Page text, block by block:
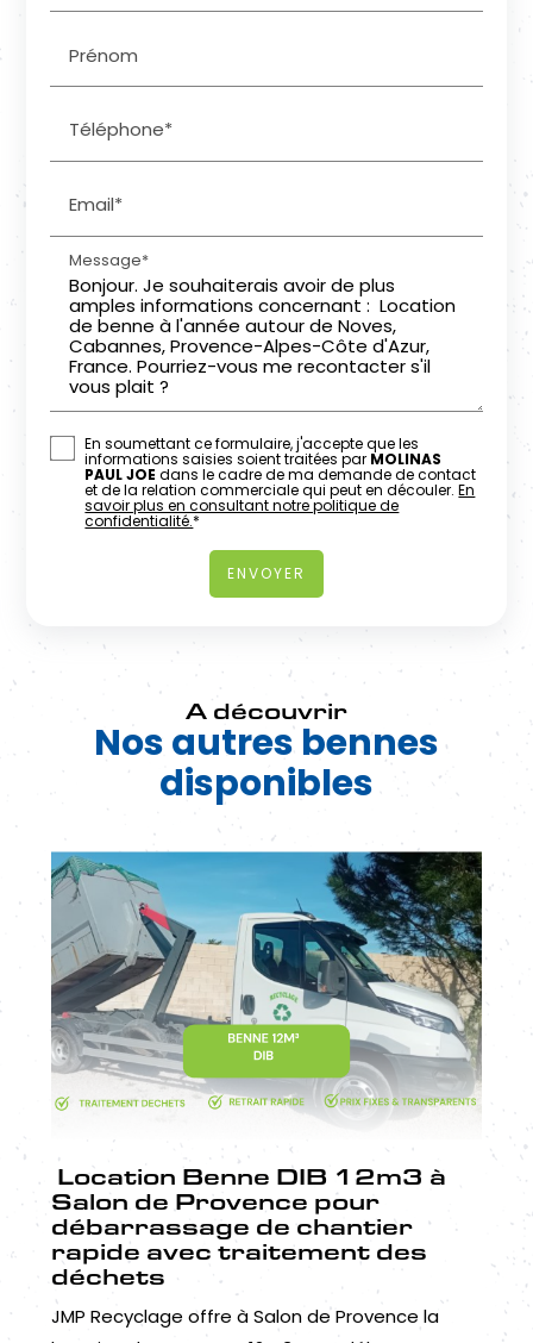
Prénom
Téléphone*
Email*
Message*
En soumettant ce formulaire, j'accepte que les
informations saisies soient traitées par MOLINAS
PAUL JOE dans le cadre de ma demande de contact
et de la relation commerciale qui peut en découler.En
savoir plus en consultant notre politique de
confidentialité.*
A découvrir
Nos autres bennes
disponibles
Location Benne DIB 12m3 à
Salon de Provence pour
débarrassage de chantier
rapide avec traitement des
déchets
JMP Recyclage offre à Salon de Provence la